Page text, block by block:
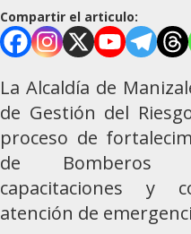
Compartir el articulo:
La Alcaldía de
de Gestión del
proceso de
de Bomberos
capacitaciones y
atención de